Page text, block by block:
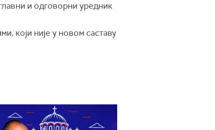
и одговорни уредник
који није у новом саставу